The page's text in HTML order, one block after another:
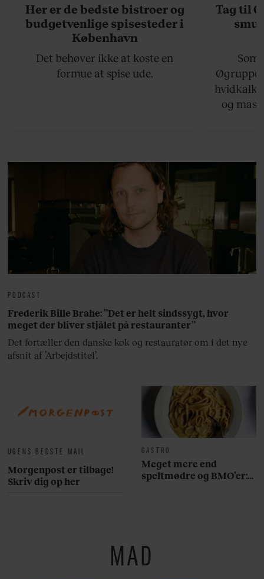
Her er de bedste bistroer og
budgetvenlige spisesteder i
København
Det behøver ikke at koste en
formue at spise ude.
Tag til
og
UGENS BEDSTE MAIL
Morgenpost er tilbage!
Skriv dig op her
GASTRO
Meget mere end
speltmødre og BMO’er:
PODCAST
Frederik Bille Brahe: ”Det er helt sindssygt, hvor
meget der bliver stjålet på restauranter”
Det fortæller den danske kok og restauratør om i det nye
afsnit af ’Arbejdstitel’.
MAD